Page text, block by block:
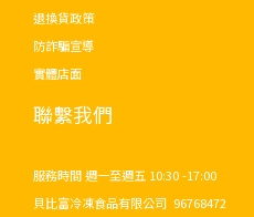
退換貨政策
防詐騙宣導
實體店面
聯繫我們
服務時間 週一至週五 10:30 -17:00
貝比富冷凍食品有限公司 96768472